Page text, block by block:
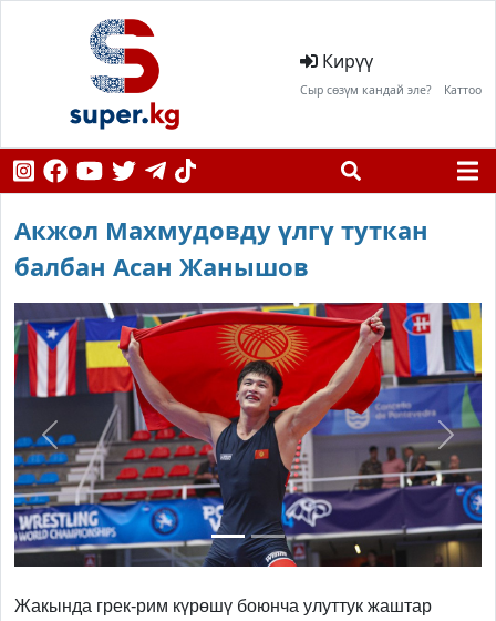
Кирүү
Сыр сөзүм кандай эле? Каттоо
Акжол Махмудовду үлгү туткан
балбан Асан Жанышов
Previous Next
Жакында грек-рим күрөшү боюнча улуттук жаштар